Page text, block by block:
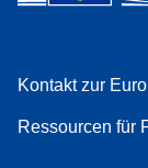
Kontakt zur
Ressourcen für